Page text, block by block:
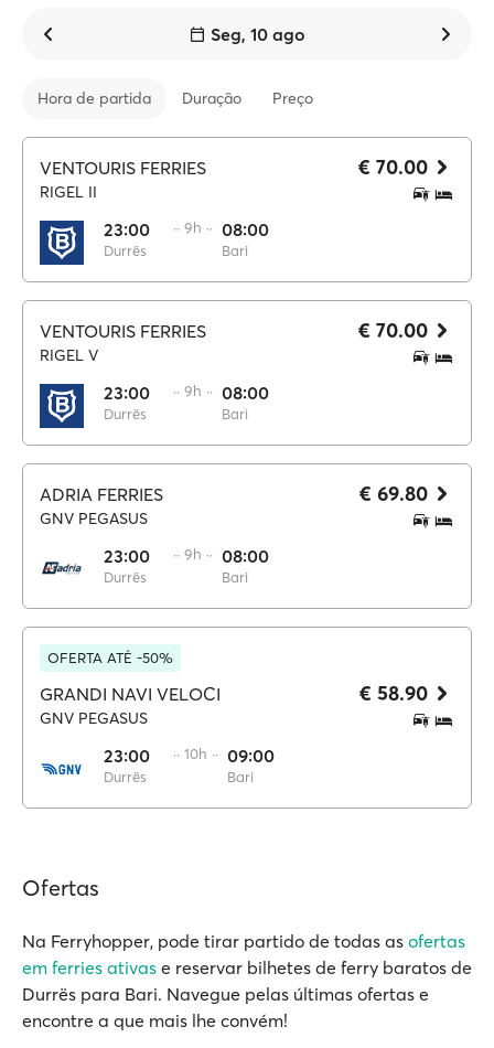
Seg, 10 ago
Hora de partida Duração Preço
VENTOURIS FERRIES
RIGEL II
23:00
Durrës
·· 9h ·· 08:00
Bari
€ 70.00
VENTOURIS FERRIES
RIGEL V
23:00
Durrës
·· 9h ·· 08:00
Bari
€ 70.00
ADRIA FERRIES
GNV PEGASUS
23:00
Durrës
·· 9h ·· 08:00
Bari
€ 69.80
OFERTA ATÉ -50%
GRANDI NAVI VELOCI
GNV PEGASUS
23:00
Durrës
·· 10h ·· 09:00
Bari
€ 58.90
Ofertas
Na Ferryhopper, pode tirar partido de todas as ofertas
em ferries ativas e reservar bilhetes de ferry baratos de
Durrës para Bari. Navegue pelas últimas ofertas e
encontre a que mais lhe convém!